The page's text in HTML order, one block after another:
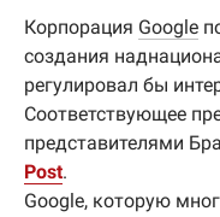
Корпорация Google
создания
регулировал бы
Соответствующее
представителями
Post.
Google, которую